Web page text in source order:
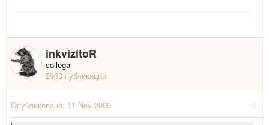
inkvizitoR
collega
2963 публикации
Опубликовано: 11 Nov 2009